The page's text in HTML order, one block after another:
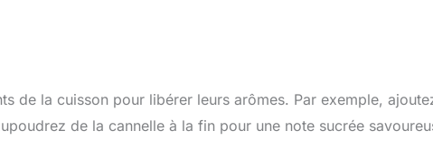
de la cuisson pour libérer leurs arômes. Par exemple,
de la cannelle à la fin pour une note sucrée